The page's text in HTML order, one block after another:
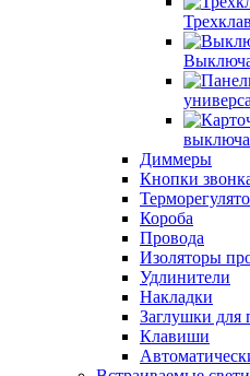
Диммеры
Кнопки
Короба
Провода
Изоляторы
Удлинители
Накладки
Заглушки для
Клавиши